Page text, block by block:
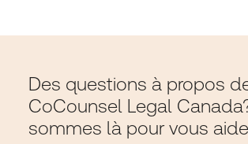
Des questions à propos
CoCounsel Legal
sommes là pour vous